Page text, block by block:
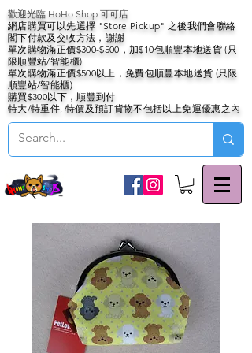
歡迎光臨 HoHo Shop 可可店
網店購買可以先選擇 "Store Pickup" 之後我們會聯絡
閣下付款及交收方法，謝謝
單次購物滿正價$300-$500，加$10包順豐本地送貨 (只
限順豐站/智能櫃)
單次購物滿正價$500以上，免費包順豐本地送貨 (只限
順豐站/智能櫃)
購買$300以下，順豐到付
特大/特重件, 特價及預訂貨物不包括以上免運優惠之內